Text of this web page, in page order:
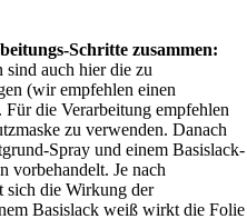
Schritte zusammen:
auch hier die zu
(wir empfehlen einen
die Verarbeitung empfehlen
zu verwenden. Danach
Spray und einem Basislack-
vorbehandelt. Je nach
sich die Wirkung der
Basislack weiß wirkt die Folie